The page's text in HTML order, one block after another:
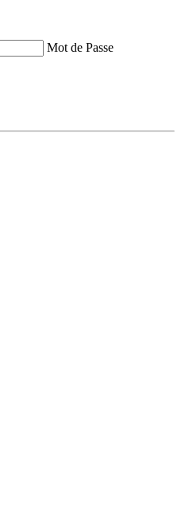
Mot de Passe